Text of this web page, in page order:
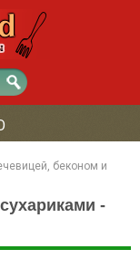
беконом и
-